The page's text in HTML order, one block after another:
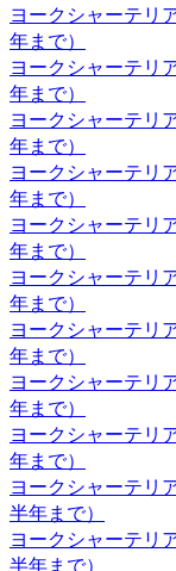
するヨークシャー
ヨークシャー地方
などの工場労働者
ていました。とて
です。 ヨークシ
ドールへ是非お問
2020.11.13
べべドールはアフ
入後でもわからな
気軽にお問い合わ
をお迎えするお客
購入の際は、是非
2020.11.06
ワンちゃんを購入
りますが、繁殖を
わりを持つ必要も
て、男の子は縄張
があり、女の子の
ヨークシャーテリ
年まで）
ヨークシャーテリ
年まで）
ヨークシャーテリ
年まで）
ヨークシャーテリ
年まで）
ヨークシャーテリ
年まで）
ヨークシャーテリ
年まで）
ヨークシャーテリ
年まで）
ヨークシャーテリ
年まで）
ヨークシャーテリ
年まで）
ヨークシャーテリ
半年まで）
ヨークシャーテリ
半年まで）